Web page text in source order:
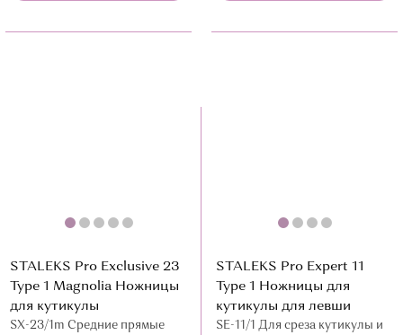
STALEKS Pro Exclusive 23
Type 1 Magnolia Ножницы
для кутикулы
SX-23/1m Средние прямые
STALEKS Pro Expert 11
Type 1 Ножницы для
кутикулы для левши
SE-11/1 Для среза кутикулы и